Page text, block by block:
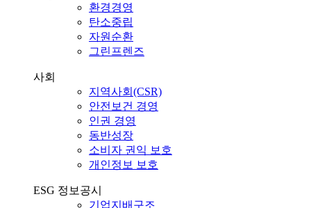
환경경영
탄소중립
자원순환
그린프렌즈
사회
지역사회(CSR)
안전보건 경영
인권 경영
동반성장
소비자 권익 보호
개인정보 보호
ESG 정보공시
기업지배구조